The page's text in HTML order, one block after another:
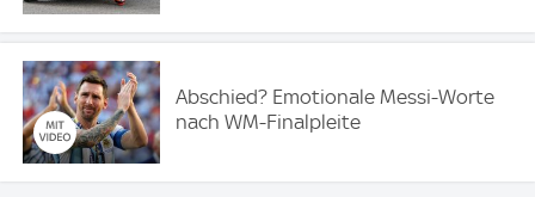
Abschied? Emotionale Messi-Worte
nach WM-Finalpleite